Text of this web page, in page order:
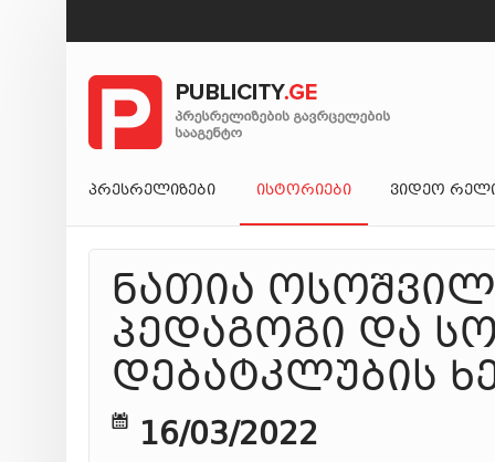
ᲞᲠᲔᲡᲠᲔᲚᲘᲖᲔᲑᲘ ᲘᲡᲢᲝᲠᲘᲔᲑᲘ ᲕᲘᲓᲔᲝ
ნათია
პედაგოგი და
დებატკლუბის
16/03/2022